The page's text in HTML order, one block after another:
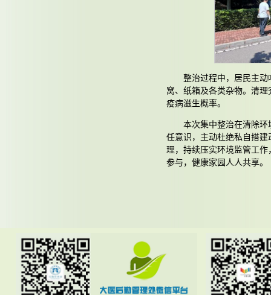
整治过程中，居民主
窝、纸箱及各类杂物。清
疫病滋生概率。
本次集中整治在清除
任意识，主动杜绝私自搭
理，持续压实环境监管工
参与，健康家园人人共享。